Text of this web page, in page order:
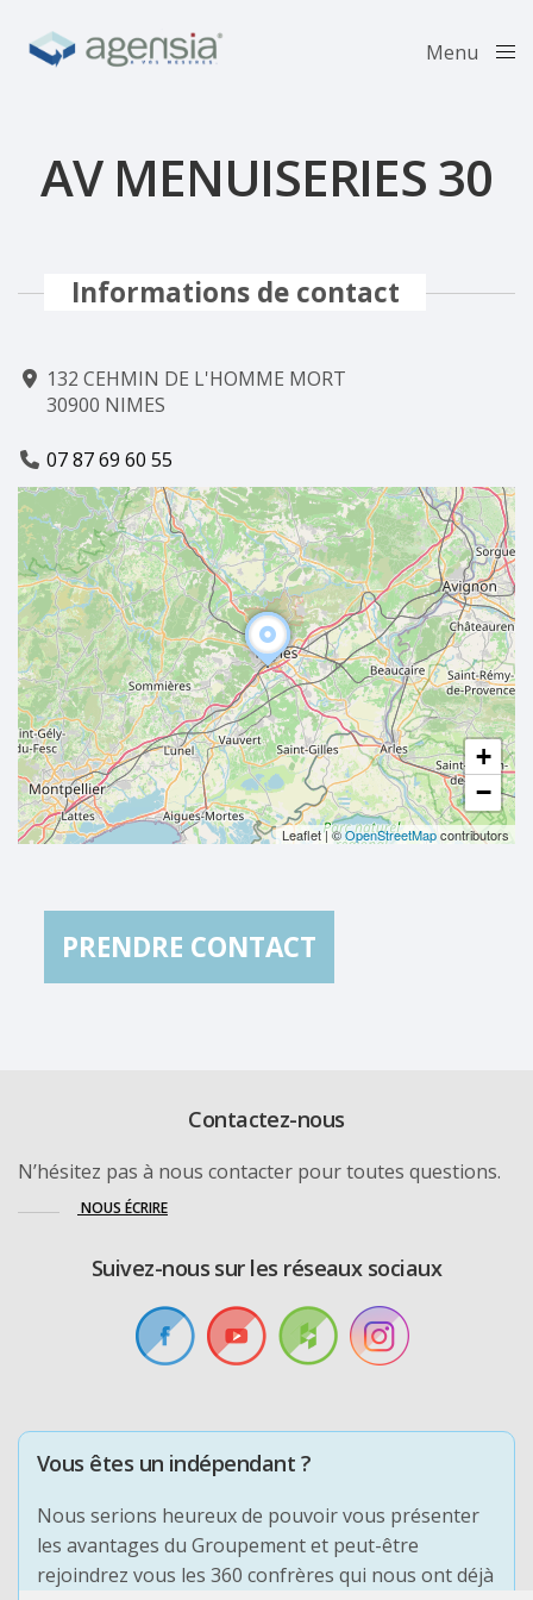
Menu
AV MENUISERIES 30
Informations de contact
132 CEHMIN DE L'HOMME MORT
30900 NIMES
07 87 69 60 55
+
−
Leaflet|©OpenStreetMapcontributors
PRENDRE CONTACT
Contactez-nous
N’hésitez pas à nous contacter pour toutes questions.
NOUS ÉCRIRE
Suivez-nous sur les réseaux sociaux
Vous êtes un indépendant ?
Nous serions heureux de pouvoir vous présenter
les avantages du Groupement et peut-être
rejoindrez vous les 360 confrères qui nous ont déjà